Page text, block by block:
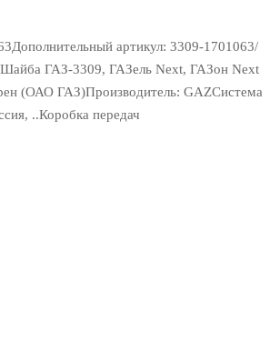
артикул: 3309-1701063/
ГАЗ-3309, ГАЗель Next, ГАЗон Next
(ОАО ГАЗ)Производитель: GAZСистема
..Коробка передач